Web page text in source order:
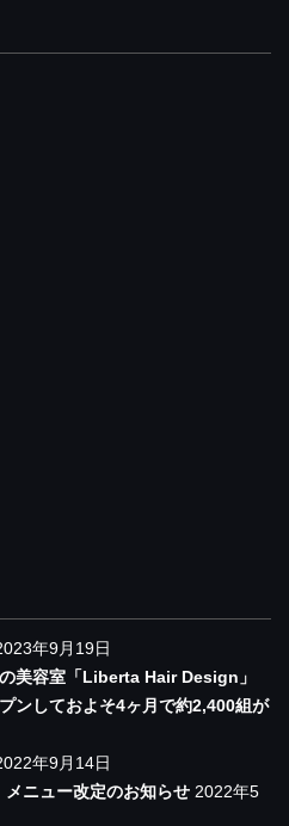
年9月19日
美容室「Liberta Hair Design」
ンしておよそ4ヶ月で約2,400組が
年9月14日
メニュー改定のお知らせ 2022年5